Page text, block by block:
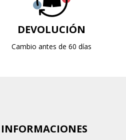
DEVOLUCIÓN
Cambio antes de 60 días